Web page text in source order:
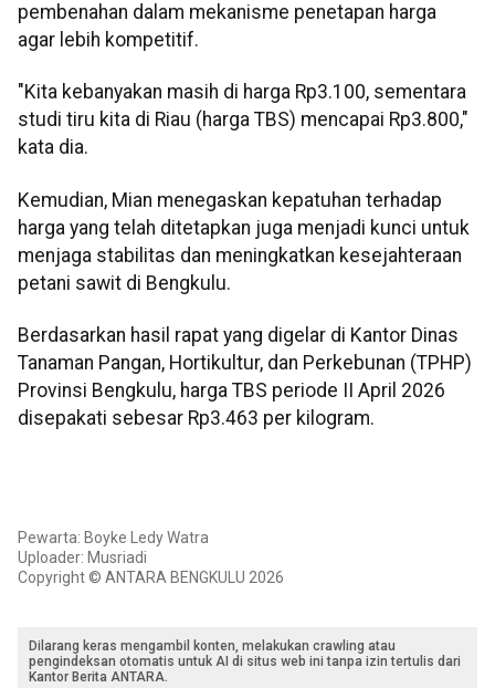
pembenahan dalam mekanisme penetapan harga
agar lebih kompetitif.
"Kita kebanyakan masih di harga Rp3.100, sementara
studi tiru kita di Riau (harga TBS) mencapai Rp3.800,"
kata dia.
Kemudian, Mian menegaskan kepatuhan terhadap
harga yang telah ditetapkan juga menjadi kunci untuk
menjaga stabilitas dan meningkatkan kesejahteraan
petani sawit di Bengkulu.
Berdasarkan hasil rapat yang digelar di Kantor Dinas
Tanaman Pangan, Hortikultur, dan Perkebunan (TPHP)
Provinsi Bengkulu, harga TBS periode II April 2026
disepakati sebesar Rp3.463 per kilogram.
Pewarta: Boyke Ledy Watra
Uploader: Musriadi
Copyright © ANTARA BENGKULU 2026
Dilarang keras mengambil konten, melakukan crawling atau
pengindeksan otomatis untuk AI di situs web ini tanpa izin tertulis dari
Kantor Berita ANTARA.